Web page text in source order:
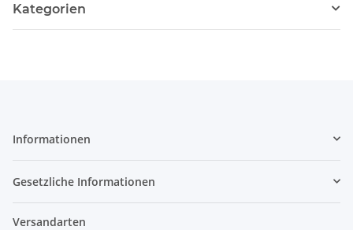
Kategorien
Informationen
Gesetzliche Informationen
Versandarten